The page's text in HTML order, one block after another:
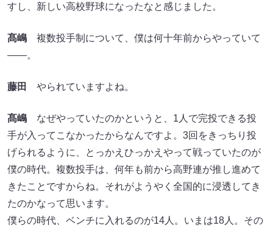
すし、新しい高校野球になったなと感じました。
髙嶋 複数投手制について、僕は何十年前からやっていて
――。
藤田 やられていますよね。
髙嶋 なぜやっていたのかというと、1人で完投できる投
手が入ってこなかったからなんですよ。3回をきっちり投
げられるように、とっかえひっかえやって戦っていたのが
僕の時代。複数投手は、何年も前から高野連が推し進めて
きたことですからね。それがようやく全国的に浸透してき
たのかなって思います。
僕らの時代、ベンチに入れるのが14人。いまは18人。その